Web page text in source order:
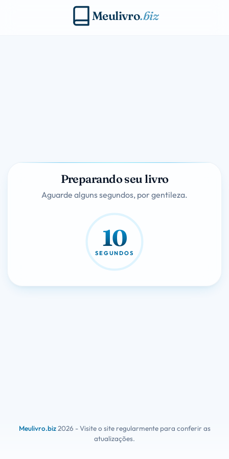
Meulivro.biz
10
SEGUNDOS
Preparando seu livro
Aguarde alguns segundos, por gentileza.
Meulivro.biz2026 - Visite o site regularmente para conferir as
atualizações.